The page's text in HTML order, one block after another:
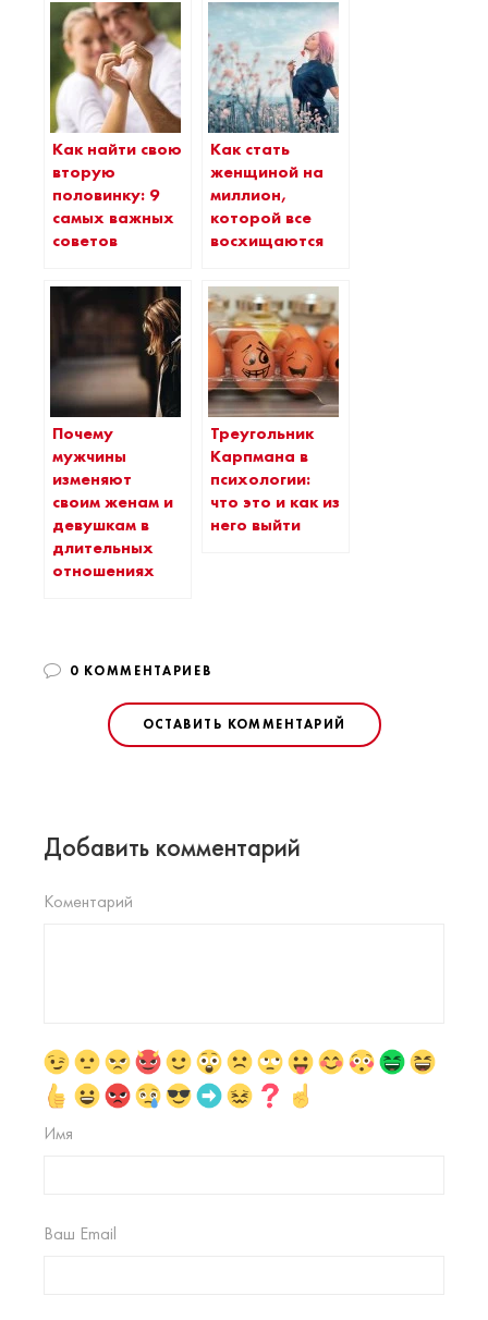
Как найти свою
вторую
половинку: 9
самых важных
советов
Как стать
женщиной на
миллион,
которой все
восхищаются
Почему
мужчины
изменяют
своим женам и
девушкам в
длительных
отношениях
Треугольник
Карпмана в
психологии:
что это и как из
него выйти
0 КОММЕНТАРИЕВ
ОСТАВИТЬ КОММЕНТАРИЙ
Добавить комментарий
Коментарий
Имя
Ваш Email